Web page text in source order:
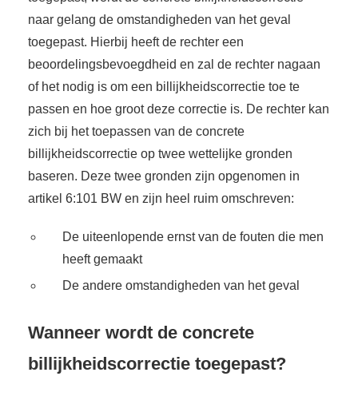
naar gelang de omstandigheden van het geval
toegepast. Hierbij heeft de rechter een
beoordelingsbevoegdheid en zal de rechter nagaan
of het nodig is om een billijkheidscorrectie toe te
passen en hoe groot deze correctie is. De rechter kan
zich bij het toepassen van de concrete
billijkheidscorrectie op twee wettelijke gronden
baseren. Deze twee gronden zijn opgenomen in
artikel 6:101 BW en zijn heel ruim omschreven:
De uiteenlopende ernst van de fouten die men
heeft gemaakt
De andere omstandigheden van het geval
Wanneer wordt de concrete
billijkheidscorrectie toegepast?